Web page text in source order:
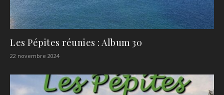
Les Pépites réunies : Album 30
22 novembre 2024